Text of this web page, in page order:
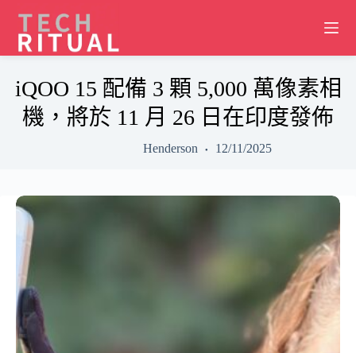
content
iQOO 15 配備 3 顆 5,000 萬像素相
機，將於 11 月 26 日在印度發佈
Henderson 12/11/2025